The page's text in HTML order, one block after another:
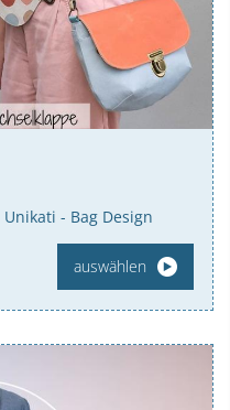
Unikati - Bag Design
auswählen